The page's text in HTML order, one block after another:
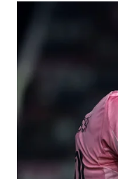
SAMOSIR